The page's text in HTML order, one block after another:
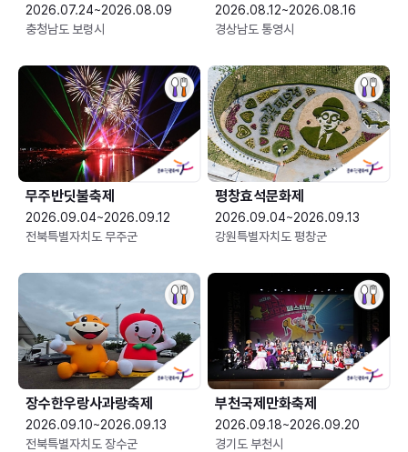
2026.07.24~2026.08.09
충청남도 보령시
2026.08.12~2026.08.16
경상남도 통영시
무주반딧불축제
2026.09.04~2026.09.12
전북특별자치도 무주군
평창효석문화제
2026.09.04~2026.09.13
강원특별자치도 평창군
장수한우랑사과랑축제
2026.09.10~2026.09.13
전북특별자치도 장수군
부천국제만화축제
2026.09.18~2026.09.20
경기도 부천시